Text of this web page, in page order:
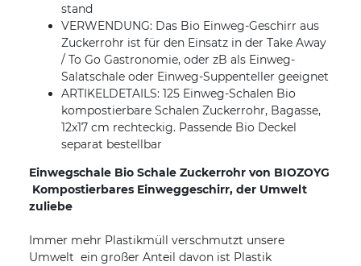
stand
VERWENDUNG: Das Bio Einweg-Geschirr aus
Zuckerrohr ist für den Einsatz in der Take Away
/ To Go Gastronomie, oder zB als Einweg-
Salatschale oder Einweg-Suppenteller geeignet
ARTIKELDETAILS: 125 Einweg-Schalen Bio
kompostierbare Schalen Zuckerrohr, Bagasse,
12x17 cm rechteckig. Passende Bio Deckel
separat bestellbar
Einwegschale Bio Schale Zuckerrohr von BIOZOYG
 Kompostierbares Einweggeschirr, der Umwelt
zuliebe
Immer mehr Plastikmüll verschmutzt unsere
Umwelt  ein großer Anteil davon ist Plastik